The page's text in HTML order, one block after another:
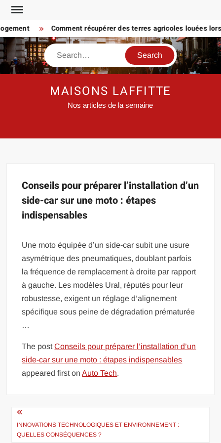
Skip
content
Comment récupérer des terres agricoles louées
Search
MAISONS LAFFITTE
Nos articles de la semaine
Conseils pour préparer l’installation d’un
side-car sur une moto : étapes
indispensables
Une moto équipée d’un side-car subit une usure
asymétrique des pneumatiques, doublant parfois
la fréquence de remplacement à droite par rapport
à gauche. Les modèles Ural, réputés pour leur
robustesse, exigent un réglage d’alignement
spécifique sous peine de dégradation prématurée
…
The postConseils pour préparer l’installation d’un
side-car sur une moto : étapes indispensables
appeared first onAuto Tech.
Navigation
de
INNOVATIONS TECHNOLOGIQUES ET ENVIRONNEMENT :
QUELLES CONSÉQUENCES ?